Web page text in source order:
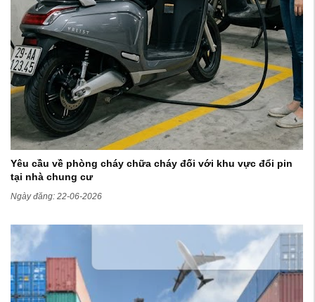
Yêu cầu về phòng cháy chữa cháy đối với khu vực đổi pin
tại nhà chung cư
Ngày đăng: 22-06-2026